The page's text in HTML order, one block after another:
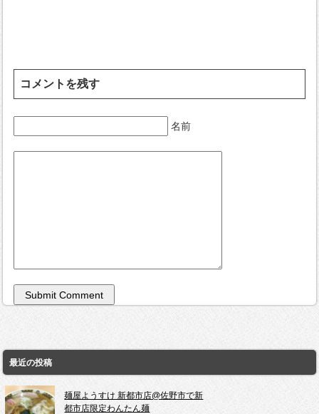
コメントを残す
名前
最近の投稿
麺屋ようすけ 新都市店@佐野市で新
都市店限定わんたん麺